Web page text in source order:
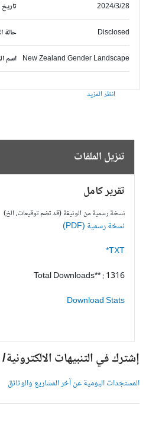
تاريخ 2024/3/28
حالة Disclosed
اسم New Zealand Gender Landscape
انظر المزيد
تنزيل الملفات
تقرير كامل
نسخة رسمية من الوثيقة (قد تضم توقيعات، الخ)
نسخة رسمية (PDF)
TXT*
Total Downloads** : 1316
Download Stats
إشترك في التنبيهات الالكترونية/
المستجدات اليومية عن آخر المشاريع والوثائق